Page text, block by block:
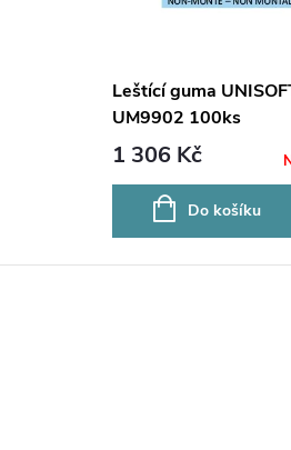
Leštící guma
UM9902 100ks
1 306 Kč
Do košíku